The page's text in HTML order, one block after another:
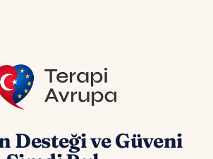
Desteği ve Güveni